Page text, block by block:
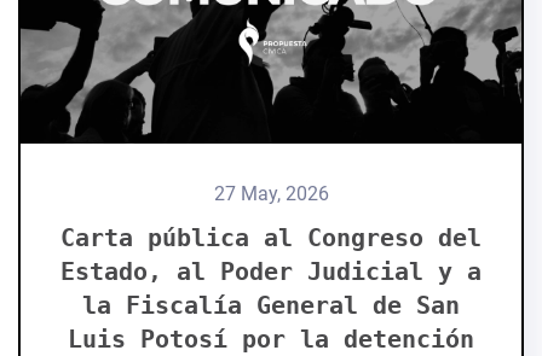
27 May, 2026
Carta pública al Congreso del
Estado, al Poder Judicial y a
la Fiscalía General de San
Luis Potosí por la detención